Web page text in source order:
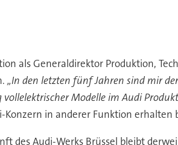
als Generaldirektor Produktion,
„In den letzten fünf Jahren sind mir
vollelektrischer Modelle im Audi
Konzern in anderer Funktion erhalten
des Audi-Werks Brüssel bleibt